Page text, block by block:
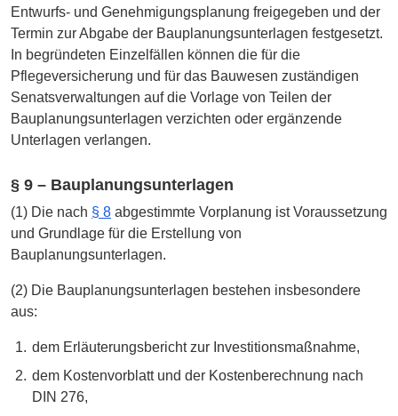
Entwurfs- und Genehmigungsplanung freigegeben und der
Termin zur Abgabe der Bauplanungsunterlagen festgesetzt.
In begründeten Einzelfällen können die für die
Pflegeversicherung und für das Bauwesen zuständigen
Senatsverwaltungen auf die Vorlage von Teilen der
Bauplanungsunterlagen verzichten oder ergänzende
Unterlagen verlangen.
§ 9 – Bauplanungsunterlagen
(1) Die nach § 8 abgestimmte Vorplanung ist Voraussetzung
und Grundlage für die Erstellung von
Bauplanungsunterlagen.
(2) Die Bauplanungsunterlagen bestehen insbesondere
aus:
dem Erläuterungsbericht zur Investitionsmaßnahme,
dem Kostenvorblatt und der Kostenberechnung nach
DIN 276,